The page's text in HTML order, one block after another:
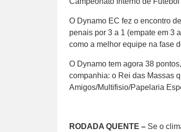
O Dynamo EC fez o encontro
penais por 3 a 1 (empate em 3
como a melhor equipe na fase
O Dynamo tem agora 38
companhia: o Rei das Massas
Amigos/Multifisio/Papelaria
RODADA QUENTE – Se o